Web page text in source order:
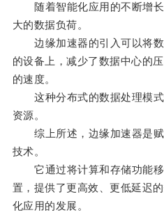
随着智能化应用的不断增长
大的数据负荷。
边缘加速器的引入可以将数
的设备上，减少了数据中心的
的速度。
这种分布式的数据处理模式
资源。
综上所述，边缘加速器是赋
技术。
它通过将计算和存储功能移
置，提供了更高效、更低延迟
化应用的发展。